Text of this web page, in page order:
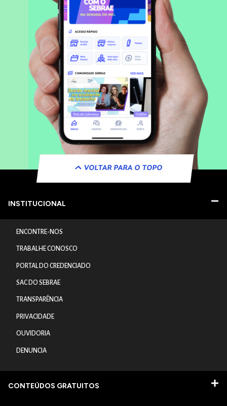
VOLTAR PARA O TOPO
INSTITUCIONAL
ENCONTRE-NOS
TRABALHE CONOSCO
PORTAL DO CREDENCIADO
SAC DO SEBRAE
TRANSPARÊNCIA
PRIVACIDADE
OUVIDORIA
DENUNCIA
CONTEÚDOS GRATUITOS